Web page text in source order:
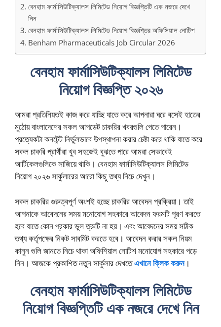
বেনহাম ফার্মাসিউটিক্যালস লিমিটেড নিয়োগ বিজ্ঞপ্তিটি এক নজরে দেখে
নিন
বেনহাম ফার্মাসিউটিক্যালস লিমিটেড নিয়োগ বিজ্ঞপ্তির অফিসিয়াল নোটিশ
Benham Pharmaceuticals Job Circular 2026
বেনহাম ফার্মাসিউটিক্যালস লিমিটেড
নিয়োগ বিজ্ঞপ্তি ২০২৬
আমরা প্রতিনিয়তই কাজ করে যাচ্ছি যাতে করে আপনারা ঘরে বসেই হাতের
মুঠোয় বাংলাদেশের সকল আপডেট চাকরির খবরগুলি পেতে পারেন।
প্রত্যেকটা কনটেন্ট নির্ভুলভাবে উপস্থাপনা করার চেষ্টা করে থাকি যাতে করে
সকল চাকরি প্রার্থীরা খুব সহজেই বুঝতে পারে আমরা সেভাবেই
আর্টিকেলগুলিকে সাজিয়ে থাকি। বেনহাম ফার্মাসিউটিক্যালস লিমিটেড
নিয়োগ ২০২৬ সার্কুলারের আরো কিছু তথ্য নিচে দেখুন।
সকল চাকরির গুরুত্বপূর্ণ অংশই হচ্ছে চাকরির আবেদন প্রক্রিয়া। তাই
আপনাকে আবেদনের সময় মনোযোগ সহকারে আবেদন ফরমটি পূরণ করতে
হবে যাতে কোন প্রকার ভুল ত্রুটি না হয়। এবং আবেদনের সময় সঠিক
তথ্য কর্তৃপক্ষের নিকট সাবমিট করতে হবে। আবেদন করার সকল নিয়ম
কানুন গুলি জানতে নিচে থাকা অফিশিয়াল নোটিশ মনোযোগ সহকারে পড়ে
নিন। আজকে প্রকাশিত নতুন সার্কুলার দেখতেএখানে ক্লিক করুন।
বেনহাম ফার্মাসিউটিক্যালস লিমিটেড
নিয়োগ বিজ্ঞপ্তিটি এক নজরে দেখে নিন